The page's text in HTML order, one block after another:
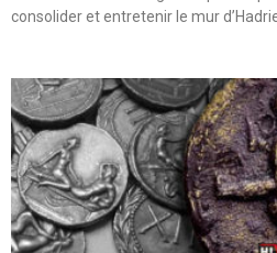
consolider et entretenir le mur